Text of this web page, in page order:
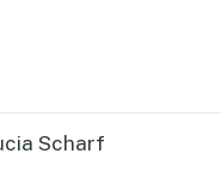
Scharf